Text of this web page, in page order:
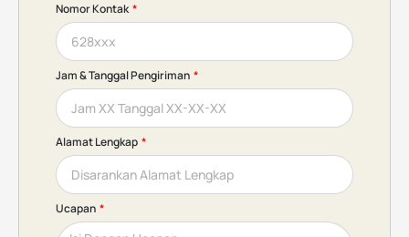
Nomor Kontak
Jam & Tanggal Pengiriman
Alamat Lengkap
Ucapan